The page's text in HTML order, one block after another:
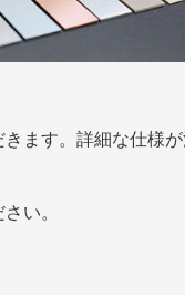
ます。詳細な仕様
い。